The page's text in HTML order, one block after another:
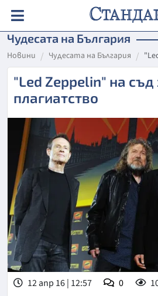
Чудесата на България
Новини Чудесата на България
"Led Zeppelin" на съд
плагиатство
12 апр 16 | 12:57 0